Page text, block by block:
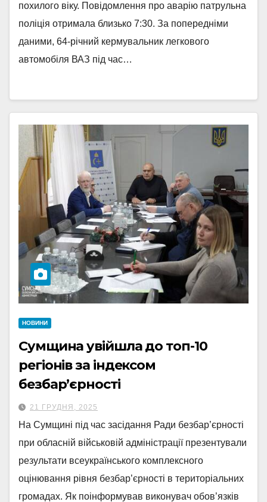
похилого віку. Повідомлення про аварію патрульна
поліція отримала близько 7:30. За попередніми
даними, 64-річний кермувальник легкового
автомобіля ВАЗ під час…
НОВИНИ
Сумщина увійшла до топ-10
регіонів за індексом
безбар’єрності
21 ГРУДНЯ, 2025
На Сумщині під час засідання Ради безбар’єрності
при обласній військовій адміністрації презентували
результати всеукраїнського комплексного
оцінювання рівня безбар’єрності в територіальних
громадах. Як поінформував виконувач обов’язків